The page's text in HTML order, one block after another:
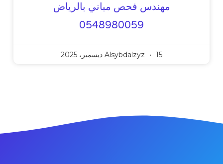
مهندس فحص مباني بالرياض
0548980059
Alsybdalzyz 15 ديسمبر، 2025